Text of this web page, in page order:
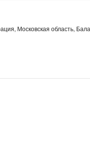
Московская область,